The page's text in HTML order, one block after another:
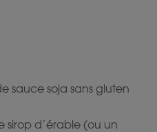
sauce soja sans gluten
sirop d’érable (ou un